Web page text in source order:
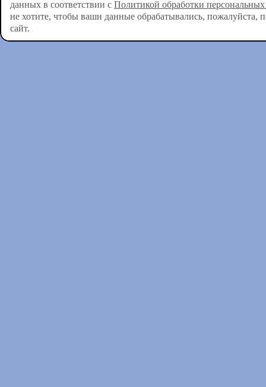
данных в соответствии с Политикой обработки
не хотите, чтобы ваши данные обрабатывались, пожалуйста,
сайт.